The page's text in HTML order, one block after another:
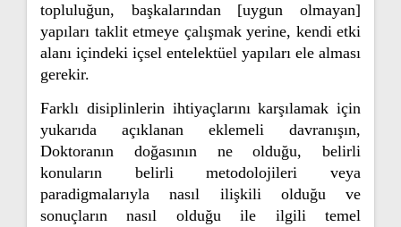
topluluğun, başkalarından [uygun olmayan]
yapıları taklit etmeye çalışmak yerine, kendi etki
alanı içindeki içsel entelektüel yapıları ele alması
gerekir.
Farklı disiplinlerin ihtiyaçlarını karşılamak için
yukarıda açıklanan eklemeli davranışın,
Doktoranın doğasının ne olduğu, belirli
konuların belirli metodolojileri veya
paradigmalarıyla nasıl ilişkili olduğu ve
sonuçların nasıl olduğu ile ilgili temel